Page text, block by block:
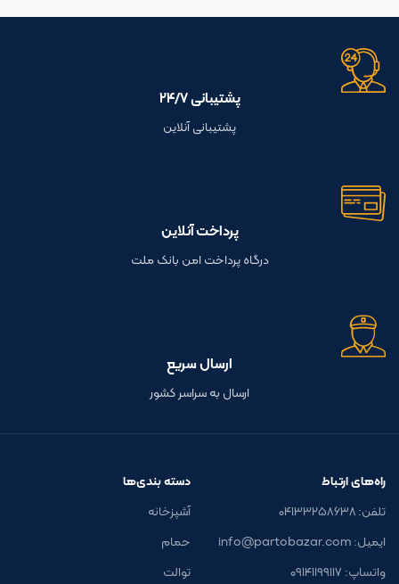
پشتیبانی ۲۴/۷
پشتیبانی آنلاین
پرداخت آنلاین
درگاه پرداخت امن بانک ملت
ارسال سریع
ارسال به سراسر کشور
راه‌های ارتباط
تلفن: ۰۴۱۳۳۲۵۸۶۳۸
ایمیل: info@partobazar.com
واتساپ: ۰۹۱۴۱۱۹۹۱۱۷
دسته بندی‌ها
آشپزخانه
حمام
توالت